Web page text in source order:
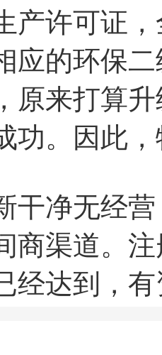
产许可证
应的环保
原来打算
功。因此
干净无经
商渠道。
经达到，